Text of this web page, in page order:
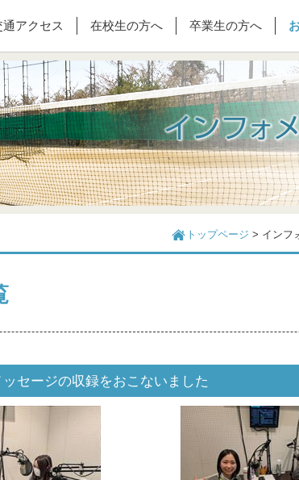
通アクセス 在校生の方へ 卒業生の方へ
トップページ > インフ
セージの収録をおこないました